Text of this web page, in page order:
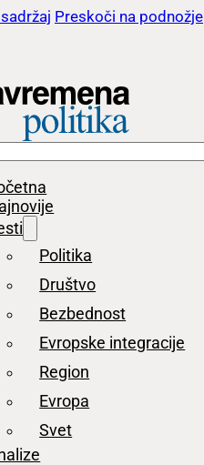
Preskoči na podnožje
Politika
Društvo
Bezbednost
Evropske integracije
Region
Evropa
Svet